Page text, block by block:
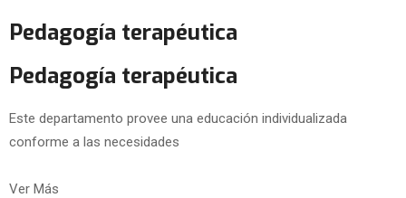
Pedagogía terapéutica
Pedagogía terapéutica
Este departamento provee una educación individualizada
conforme a las necesidades
Ver Más